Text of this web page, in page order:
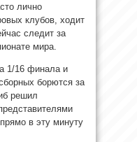
лично
клубов, ходит
следит за
мира.
1/16 финала и
борются за
решил
в эту минуту